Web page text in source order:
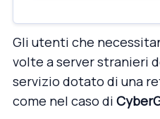
Gli utenti che
volte a server stranieri
servizio dotato di una
come nel caso di